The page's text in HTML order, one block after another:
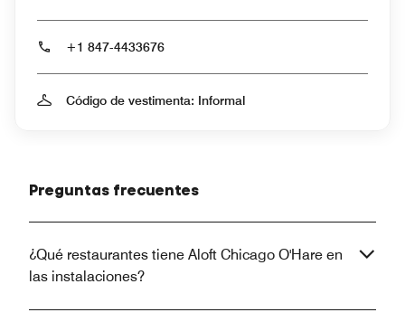
+1 847-4433676
Código de vestimenta: Informal
Preguntas frecuentes
¿Qué restaurantes tiene Aloft Chicago O'Hare en
las instalaciones?